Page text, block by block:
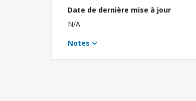
Date de dernière mise à jour
N/A
Notes